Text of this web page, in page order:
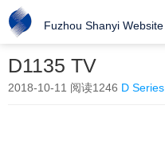
Fuzhou Shanyi Website
D1135 TV
2018-10-11 阅读1246 D Series